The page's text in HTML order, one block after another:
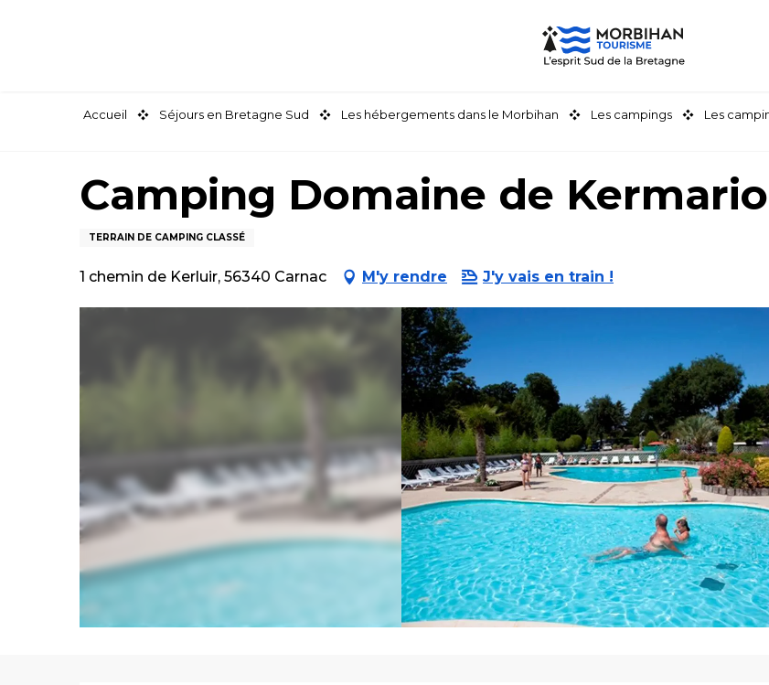
Accueil Séjours en Bretagne Sud Les hébergements dans le Morbihan Les campings Les
Camping Domaine de Kermario
TERRAIN DE CAMPING CLASSÉ
1 chemin de Kerluir, 56340 Carnac M'y rendre J'y vais en train !